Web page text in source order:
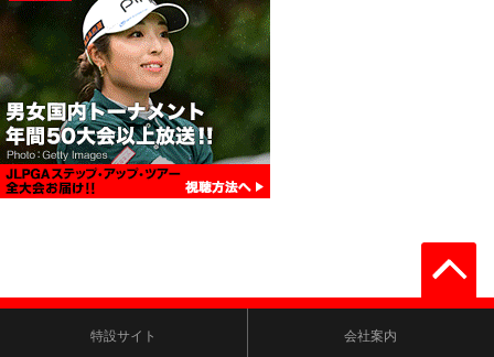
特設サイト 会社案内